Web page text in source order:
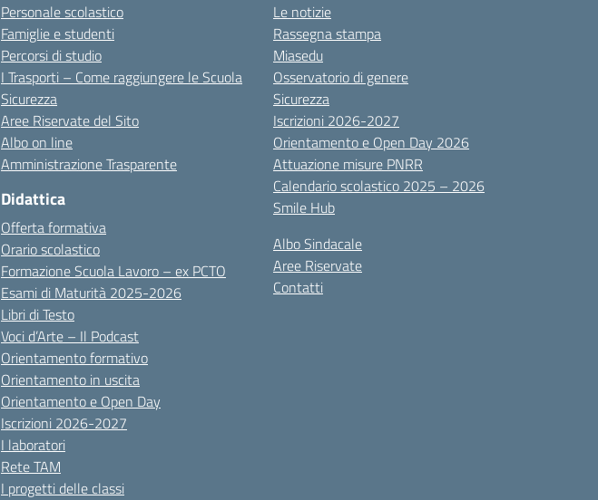
Personale scolastico
Famiglie e studenti
Percorsi di studio
I Trasporti – Come raggiungere le Scuola
Sicurezza
Aree Riservate del Sito
Albo on line
Amministrazione Trasparente
Didattica
Offerta formativa
Orario scolastico
Formazione Scuola Lavoro – ex PCTO
Esami di Maturità 2025-2026
Libri di Testo
Voci d’Arte – Il Podcast
Orientamento formativo
Orientamento in uscita
Orientamento e Open Day
Iscrizioni 2026-2027
I laboratori
Rete TAM
I progetti delle classi
Le notizie
Rassegna stampa
Miasedu
Osservatorio di genere
Sicurezza
Iscrizioni 2026-2027
Orientamento e Open Day 2026
Attuazione misure PNRR
Calendario scolastico 2025 – 2026
Smile Hub
Albo Sindacale
Aree Riservate
Contatti